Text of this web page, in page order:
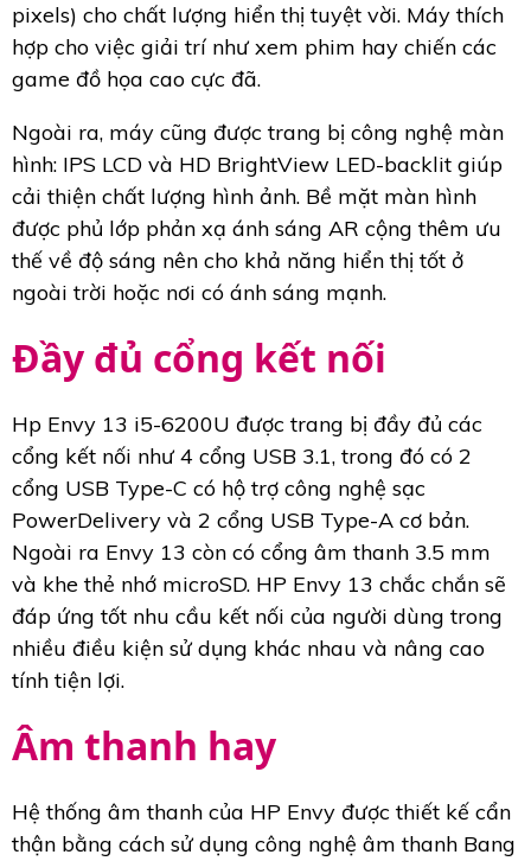
pixels) cho chất lượng hiển thị tuyệt vời. Máy thích
hợp cho việc giải trí như xem phim hay chiến các
game đồ họa cao cực đã.
Ngoài ra, máy cũng được trang bị công nghệ màn
hình: IPS LCD và HD BrightView LED-backlit giúp
cải thiện chất lượng hình ảnh. Bề mặt màn hình
được phủ lớp phản xạ ánh sáng AR cộng thêm ưu
thế về độ sáng nên cho khả năng hiển thị tốt ở
ngoài trời hoặc nơi có ánh sáng mạnh.
Đầy đủ cổng kết nối
Hp Envy 13 i5-6200U được trang bị đầy đủ các
cổng kết nối như 4 cổng USB 3.1, trong đó có 2
cổng USB Type-C có hộ trợ công nghệ sạc
PowerDelivery và 2 cổng USB Type-A cơ bản.
Ngoài ra Envy 13 còn có cổng âm thanh 3.5 mm
và khe thẻ nhớ microSD. HP Envy 13 chắc chắn sẽ
đáp ứng tốt nhu cầu kết nối của người dùng trong
nhiều điều kiện sử dụng khác nhau và nâng cao
tính tiện lợi.
Âm thanh hay
Hệ thống âm thanh của HP Envy được thiết kế cẩn
thận bằng cách sử dụng công nghệ âm thanh Bang